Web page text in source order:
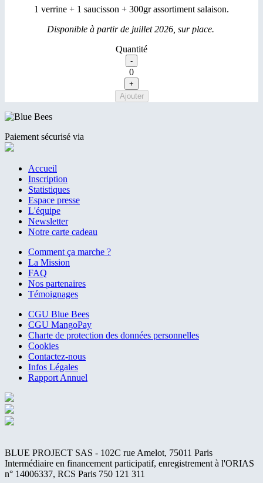
1 verrine + 1 saucisson + 300gr assortiment salaison.
Disponible à partir de juillet 2026, sur place.
Quantité
0
Paiement sécurisé via
Accueil
Inscription
Statistiques
Espace presse
L'équipe
Newsletter
Notre carte cadeau
Comment ça marche ?
La Mission
FAQ
Nos partenaires
Témoignages
CGU Blue Bees
CGU MangoPay
Charte de protection des données personnelles
Cookies
Contactez-nous
Infos Légales
Rapport Annuel
BLUE PROJECT SAS - 102C rue Amelot, 75011 Paris
Intermédiaire en financement participatif, enregistrement à l'ORIAS
n° 14006337, RCS Paris 750 121 311